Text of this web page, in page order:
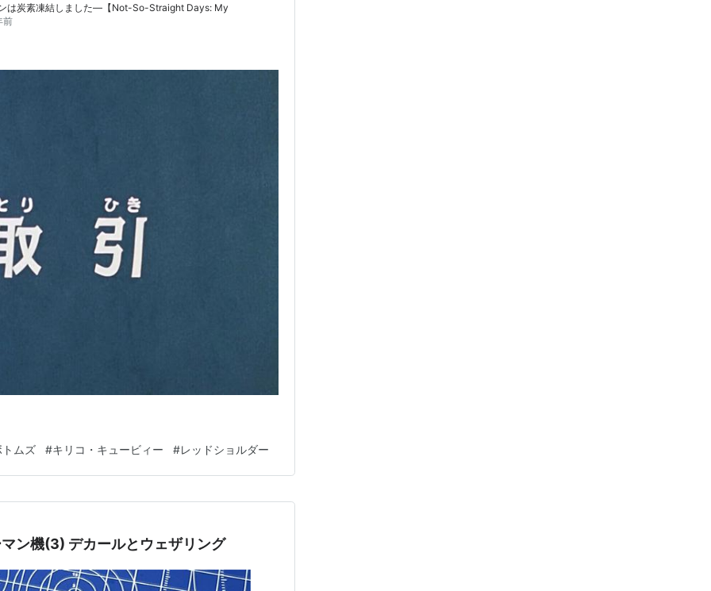
は炭素凍結しました―【Not-So-Straight Days: My
前
ムズ #キリコ・キュービィー #レッドショルダー
ン機(3) デカールとウェザリング